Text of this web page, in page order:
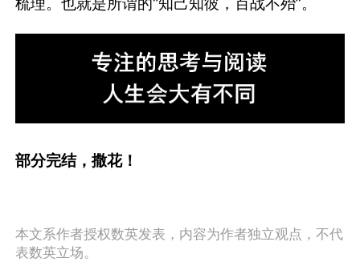
部分完结，撒花！
本文系作者授权数英发表，内容为作者独立观点，不代
表数英立场。